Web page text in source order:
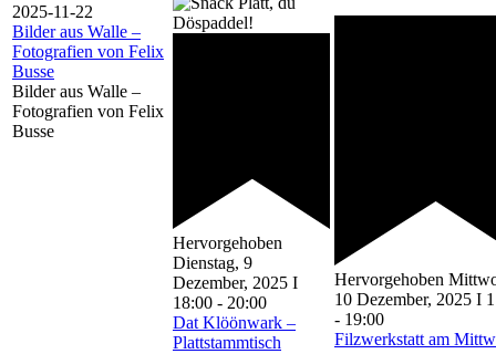
2025-11-22
Bilder aus Walle –
Fotografien von Felix
Busse
Bilder aus Walle –
Fotografien von Felix
Busse
Hervorgehoben
Dienstag, 9
Dezember, 2025 I
18:00 - 20:00
Dat Klöönwark –
Plattstammtisch
Hervorgehoben
10 Dezember, 2025 I
- 19:00
Filzwerkstatt am